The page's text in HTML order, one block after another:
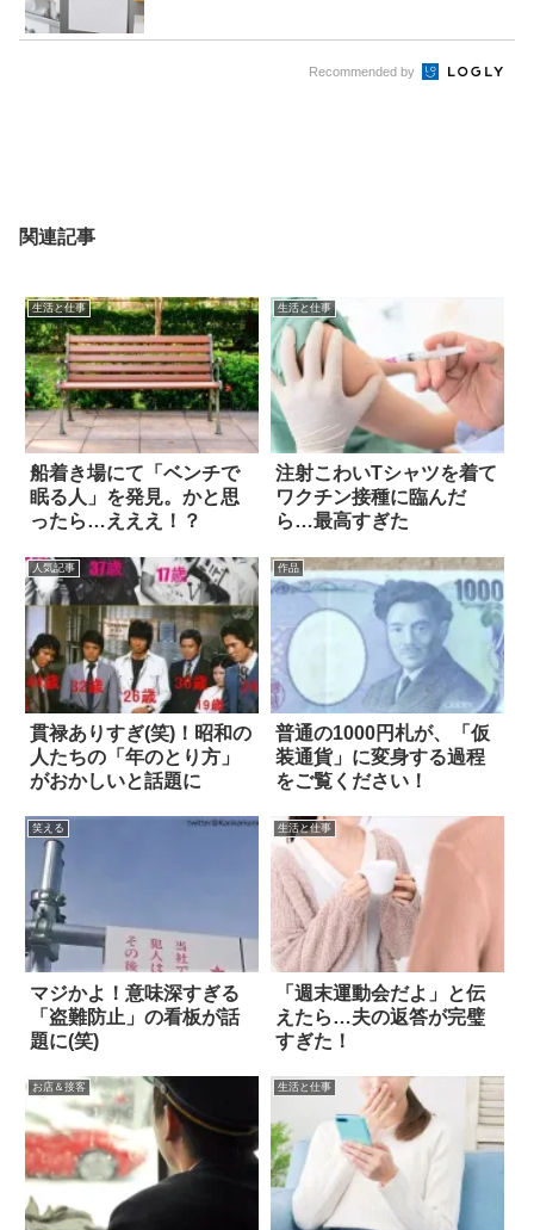
Recommended by
関連記事
生活と仕事
船着き場にて「ベンチで
眠る人」を発見。かと思
ったら…えええ！？
生活と仕事
注射こわいTシャツを着て
ワクチン接種に臨んだ
ら…最高すぎた
人気記事
貫禄ありすぎ(笑)！昭和の
人たちの「年のとり方」
がおかしいと話題に
作品
普通の1000円札が、「仮
装通貨」に変身する過程
をご覧ください！
笑える
マジかよ！意味深すぎる
「盗難防止」の看板が話
題に(笑)
生活と仕事
「週末運動会だよ」と伝
えたら…夫の返答が完璧
すぎた！
お店＆接客 生活と仕事